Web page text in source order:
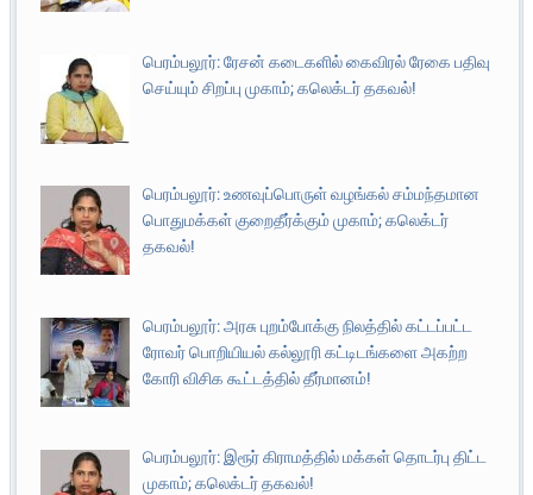
பெரம்பலூர்: ரேசன் கடைகளில் கைவிரல் ரேகை பதிவு
செய்யும் சிறப்பு முகாம்; கலெக்டர் தகவல்!
பெரம்பலூர்: உணவுப்பொருள் வழங்கல் சம்மந்தமான
பொதுமக்கள் குறைதீர்க்கும் முகாம்; கலெக்டர்
தகவல்!
பெரம்பலூர்: அரசு புறம்போக்கு நிலத்தில் கட்டப்பட்ட
ரோவர் பொறியியல் கல்லூரி கட்டிடங்களை அகற்ற
கோரி விசிக கூட்டத்தில் தீர்மானம்!
பெரம்பலூர்: இரூர் கிராமத்தில் மக்கள் தொடர்பு திட்ட
முகாம்; கலெக்டர் தகவல்!